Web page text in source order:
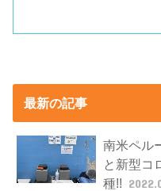
最新の記事
南米ペル
と新型コ
種!!